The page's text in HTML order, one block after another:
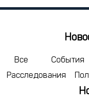
Все События
Расследования